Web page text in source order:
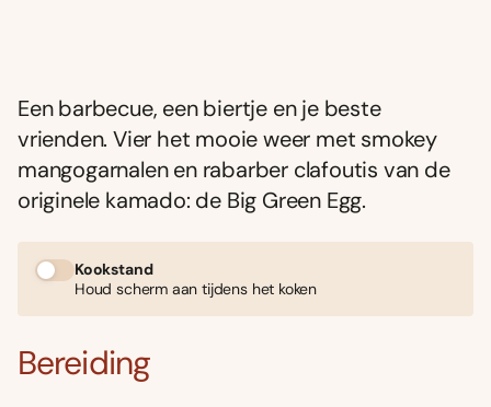
Een barbecue, een biertje en je beste
vrienden. Vier het mooie weer met smokey
mangogarnalen en rabarber clafoutis van de
originele kamado: de Big Green Egg.
Kookstand
Houd scherm aan tijdens het koken
Bereiding